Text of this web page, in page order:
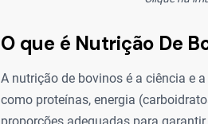
O que é Nutrição De
A nutrição de bovinos é a ciência e
como proteínas, energia
proporções adequadas para